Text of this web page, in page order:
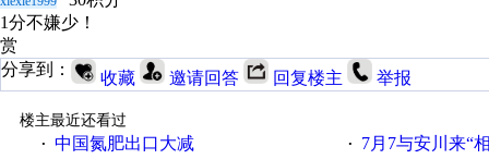
1分不嫌少！
赏
分享到：
收藏 邀请回答 回复楼主 举报
楼主最近还看过
· 中国氮肥出口大减 · 7月7与安川来“